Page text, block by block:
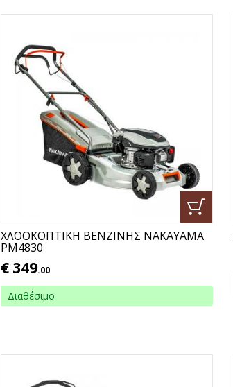
ΧΛΟΟΚΟΠΤΙΚΗ ΒΕΝΖΙΝΗΣ ΝΑΚΑΥΑΜΑ
ΡΜ4830
€ 349.00
Διαθέσιμο